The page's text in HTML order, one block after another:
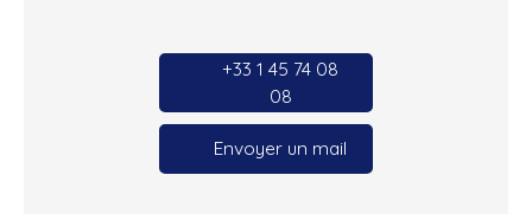
+33 1 45 74 08
08
Envoyer un mail